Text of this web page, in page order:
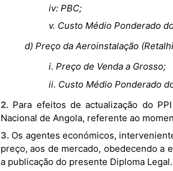
iv: PBC;
v. Custo Médio Ponderado
d) Preço da Aeroinstalação
i. Preço de Venda a Grosso;
ii. Custo Médio Ponderado
2. Para efeitos de actualização do PPI é aplicada a taxa de câmbio média de venda, publicada pelo Banco
Nacional de Angola, referente ao
3. Os agentes económicos, intervenientes na cadeia de valor do JET A1, devem proceder ao ajustamento do seu
preço, aos de mercado, obedecendo a
a publicação do presente Diploma Legal.